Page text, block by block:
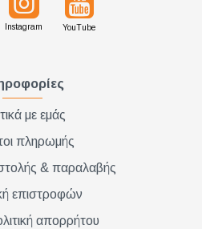
Instagram YouTube
με εμάς
πληρωμής
& παραλαβής
επιστροφών
απορρήτου